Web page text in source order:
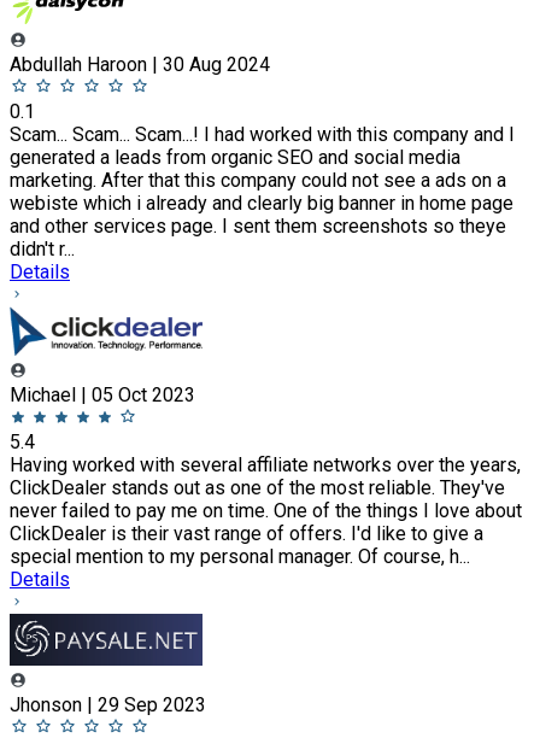
Abdullah Haroon | 30 Aug 2024
0.1
Scam... Scam... Scam...! I had worked with this company and I
generated a leads from organic SEO and social media
marketing. After that this company could not see a ads on a
webiste which i already and clearly big banner in home page
and other services page. I sent them screenshots so theye
didn't r...
Details
Michael | 05 Oct 2023
5.4
Having worked with several affiliate networks over the years,
ClickDealer stands out as one of the most reliable. They've
never failed to pay me on time. One of the things I love about
ClickDealer is their vast range of offers. I'd like to give a
special mention to my personal manager. Of course, h...
Details
Jhonson | 29 Sep 2023